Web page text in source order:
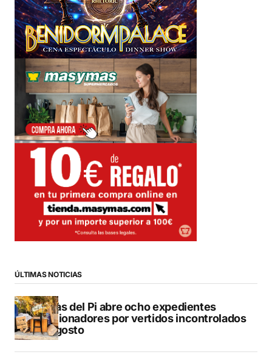
ÚLTIMAS NOTICIAS
L’Alfàs del Pi abre ocho expedientes
sancionadores por vertidos incontrolados
en agosto